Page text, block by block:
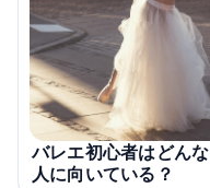
バレエ初心者はどんな
人に向いている？